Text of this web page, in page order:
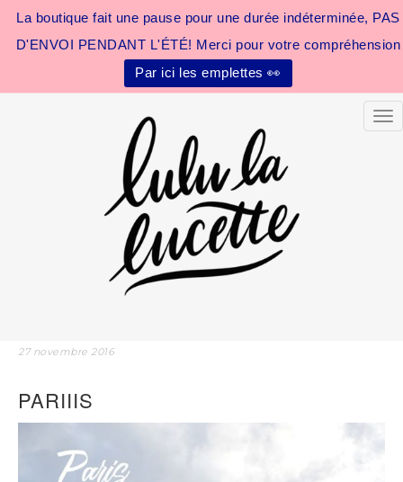
La boutique fait une pause pour une durée indéterminée, PAS
D'ENVOI PENDANT L'ÉTÉ! Merci pour votre compréhension
Par ici les emplettes 👀
27 novembre 2016
PARIIIS